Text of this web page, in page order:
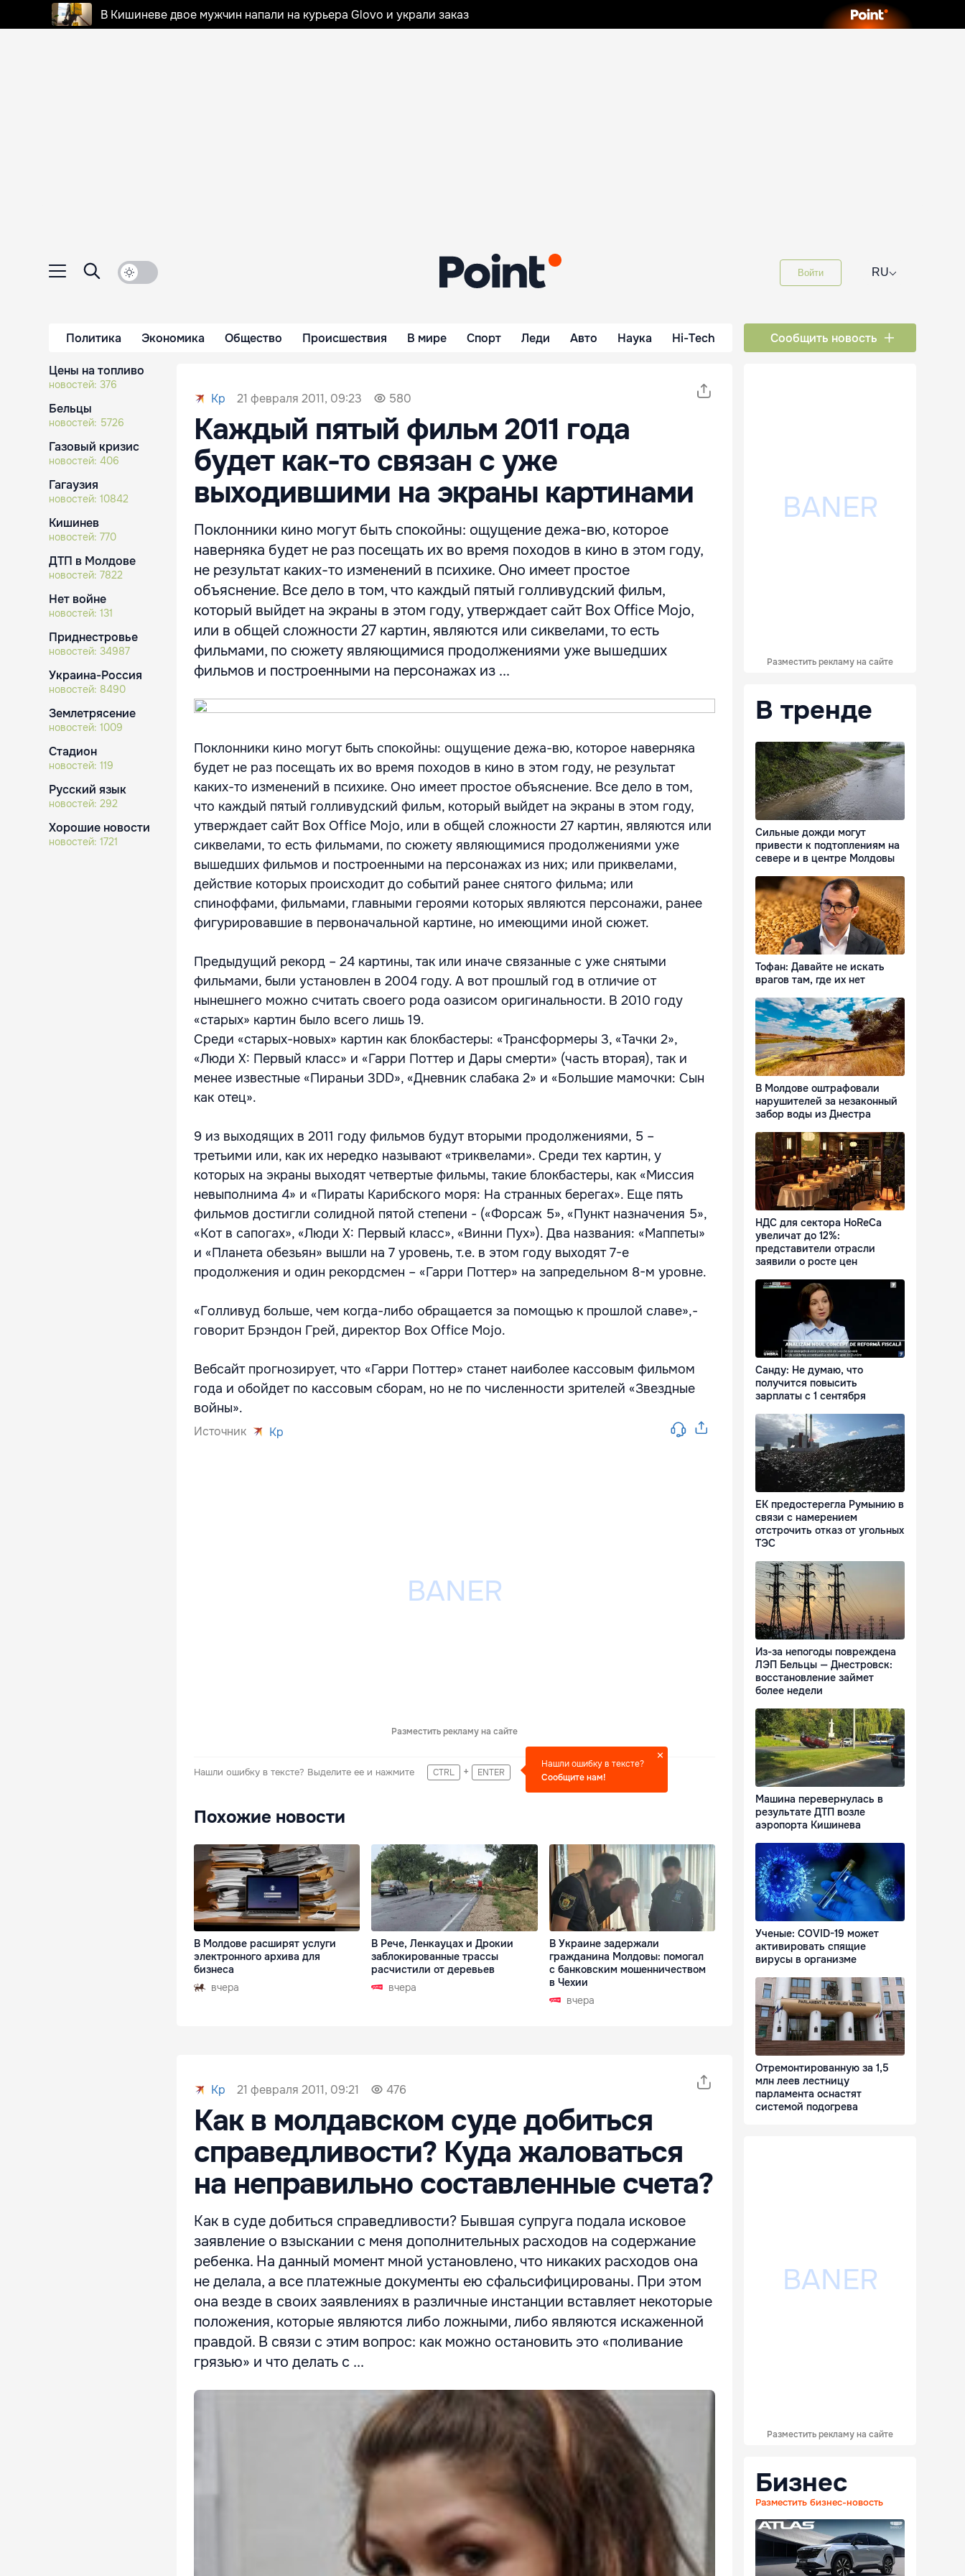
В Кишиневе двое мужчин напали на курьера Glovo и украли заказ
Войти RU⌵
Политика Экономика Общество Происшествия В мире Спорт Леди Авто Наука Hi-Tech Сообщить новость
Цены на топливо
новостей: 376
Бельцы
новостей: 5726
Газовый кризис
новостей: 406
Гагаузия
новостей: 10842
Кишинев
новостей: 770
ДТП в Молдове
новостей: 7822
Нет войне
новостей: 131
Приднестровье
новостей: 34987
Украина-Россия
новостей: 8490
Землетрясение
новостей: 1009
Стадион
новостей: 119
Русский язык
новостей: 292
Хорошие новости
новостей: 1721
Kp 21 февраля 2011, 09:23 580
Каждый пятый фильм 2011 года
будет как-то связан с уже
выходившими на экраны картинами
Поклонники кино могут быть спокойны: ощущение дежа-вю, которое
наверняка будет не раз посещать их во время походов в кино в этом году,
не результат каких-то изменений в психике. Оно имеет простое
объяснение. Все дело в том, что каждый пятый голливудский фильм,
который выйдет на экраны в этом году, утверждает сайт Box Office Mojo,
или в общей сложности 27 картин, являются или сиквелами, то есть
фильмами, по сюжету являющимися продолжениями уже вышедших
фильмов и построенными на персонажах из ...
Поклонники кино могут быть спокойны: ощущение дежа-вю, которое наверняка
будет не раз посещать их во время походов в кино в этом году, не результат
каких-то изменений в психике. Оно имеет простое объяснение. Все дело в том,
что каждый пятый голливудский фильм, который выйдет на экраны в этом году,
утверждает сайт Box Office Mojo, или в общей сложности 27 картин, являются или
сиквелами, то есть фильмами, по сюжету являющимися продолжениями уже
вышедших фильмов и построенными на персонажах из них; или приквелами,
действие которых происходит до событий ранее снятого фильма; или
спиноффами, фильмами, главными героями которых являются персонажи, ранее
фигурировавшие в первоначальной картине, но имеющими иной сюжет.
Предыдущий рекорд – 24 картины, так или иначе связанные с уже снятыми
фильмами, были установлен в 2004 году. А вот прошлый год в отличие от
нынешнего можно считать своего рода оазисом оригинальности. В 2010 году
«старых» картин было всего лишь 19.
Среди «старых-новых» картин как блокбастеры: «Трансформеры 3, «Тачки 2»,
«Люди Х: Первый класс» и «Гарри Поттер и Дары смерти» (часть вторая), так и
менее известные «Пираньи 3DD», «Дневник слабака 2» и «Большие мамочки: Сын
как отец».
9 из выходящих в 2011 году фильмов будут вторыми продолжениями, 5 –
третьими или, как их нередко называют «триквелами». Среди тех картин, у
которых на экраны выходят четвертые фильмы, такие блокбастеры, как «Миссия
невыполнима 4» и «Пираты Карибского моря: На странных берегах». Еще пять
фильмов достигли солидной пятой степени - («Форсаж 5», «Пункт назначения 5»,
«Кот в сапогах», «Люди X: Первый класс», «Винни Пух»). Два названия: «Маппеты»
и «Планета обезьян» вышли на 7 уровень, т.е. в этом году выходят 7-е
продолжения и один рекордсмен – «Гарри Поттер» на запредельном 8-м уровне.
«Голливуд больше, чем когда-либо обращается за помощью к прошлой славе»,-
говорит Брэндон Грей, директор Box Office Mojo.
Вебсайт прогнозирует, что «Гарри Поттер» станет наиболее кассовым фильмом
года и обойдет по кассовым сборам, но не по численности зрителей «Звездные
войны».
Источник Kp
Разместить рекламу на сайте
Нашли ошибку в тексте? Выделите ее и нажмите CTRL + ENTER
Нашли ошибку в тексте?
Сообщите нам!
Похожие новости
В Молдове расширят услуги
электронного архива для
бизнеса
вчера
В Рече, Ленкауцах и Дрокии
заблокированные трассы
расчистили от деревьев
вчера
В Украине задержали
гражданина Молдовы: помогал
с банковским мошенничеством
в Чехии
вчера
Kp 21 февраля 2011, 09:21 476
Как в молдавском суде добиться
справедливости? Куда жаловаться
на неправильно составленные счета?
Как в суде добиться справедливости? Бывшая супруга подала исковое
заявление о взыскании с меня дополнительных расходов на содержание
ребенка. На данный момент мной установлено, что никаких расходов она
не делала, а все платежные документы ею сфальсифицированы. При этом
она везде в своих заявлениях в различные инстанции вставляет некоторые
положения, которые являются либо ложными, либо являются искаженной
правдой. В связи с этим вопрос: как можно остановить это «поливание
грязью» и что делать с ...
Разместить рекламу на сайте
В тренде
Сильные дожди могут
привести к подтоплениям на
севере и в центре Молдовы
Тофан: Давайте не искать
врагов там, где их нет
В Молдове оштрафовали
нарушителей за незаконный
забор воды из Днестра
НДС для сектора HoReCa
увеличат до 12%:
представители отрасли
заявили о росте цен
Санду: Не думаю, что
получится повысить
зарплаты с 1 сентября
ЕК предостерегла Румынию в
связи с намерением
отстрочить отказ от угольных
ТЭС
Из-за непогоды повреждена
ЛЭП Бельцы — Днестровск:
восстановление займет
более недели
Машина перевернулась в
результате ДТП возле
аэропорта Кишинева
Ученые: COVID-19 может
активировать спящие
вирусы в организме
Отремонтированную за 1,5
млн леев лестницу
парламента оснастят
системой подогрева
Разместить рекламу на сайте
Бизнес
Разместить бизнес-новость